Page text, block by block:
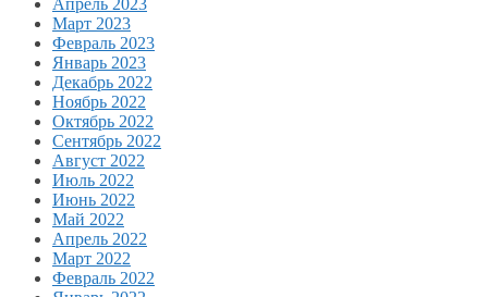
Март 2023
Февраль 2023
Январь 2023
Декабрь 2022
Ноябрь 2022
Октябрь 2022
Сентябрь 2022
Август 2022
Июль 2022
Июнь 2022
Май 2022
Апрель 2022
Март 2022
Февраль 2022